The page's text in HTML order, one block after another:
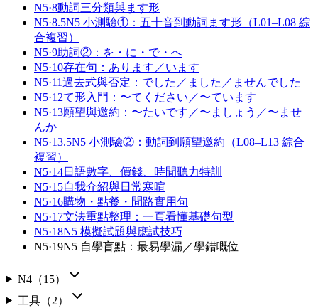
N5·8動詞三分類與ます形
N5·8.5N5 小測驗①：五十音到動詞ます形（L01–L08 綜
合複習）
N5·9助詞②：を・に・で・へ
N5·10存在句：あります／います
N5·11過去式與否定：でした／ました／ませんでした
N5·12て形入門：〜てください／〜ています
N5·13願望與邀約：〜たいです／〜ましょう／〜ませ
んか
N5·13.5N5 小測驗②：動詞到願望邀約（L08–L13 綜合
複習）
N5·14日語數字、價錢、時間聽力特訓
N5·15自我介紹與日常寒暄
N5·16購物・點餐・問路實用句
N5·17文法重點整理：一頁看懂基礎句型
N5·18N5 模擬試題與應試技巧
N5·19N5 自學盲點：最易學漏／學錯嘅位
N4（15）
工具（2）